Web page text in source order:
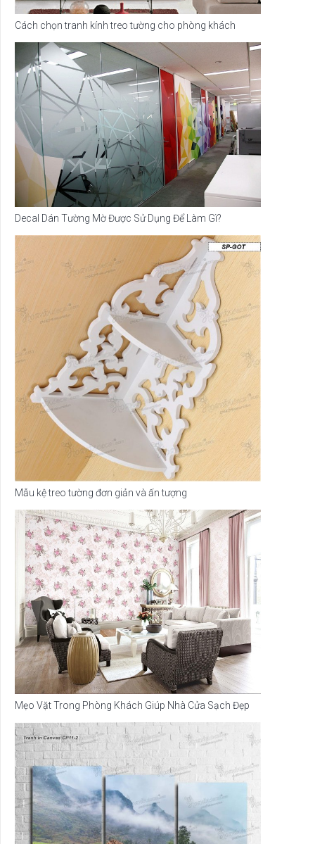
Cách chọn tranh kính treo tường cho phòng khách
Decal Dán Tường Mờ Được Sử Dụng Để Làm Gì?
Mẫu kệ treo tường đơn giản và ấn tượng
Mẹo Vặt Trong Phòng Khách Giúp Nhà Cửa Sạch Đẹp